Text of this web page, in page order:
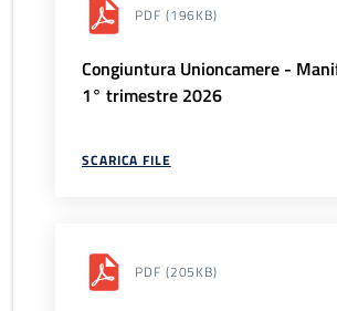
PDF (196KB)
Congiuntura Unioncamere -
1° trimestre 2026
SCARICA FILE
PDF (205KB)